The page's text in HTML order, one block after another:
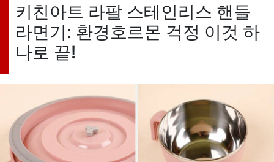
키친아트 라팔 스테인리스 핸들
라면기: 환경호르몬 걱정 이것 하
나로 끝!